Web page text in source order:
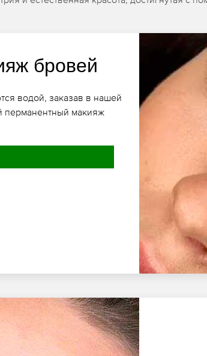
бровей
водой, заказав в нашей
перманентный макияж